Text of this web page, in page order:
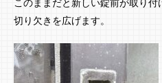
このままだと新しい錠前が取り
切り欠きを広げます。